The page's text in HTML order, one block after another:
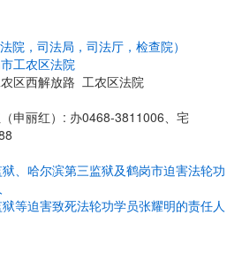
院，司法局，司法厅，检查院）
工农区法院
区西解放路 工农区法院
申丽红）: 办0468-3811006、宅
、哈尔滨第三监狱及鹤岗市迫害法轮功
等迫害致死法轮功学员张耀明的责任人